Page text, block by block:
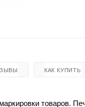
КАК КУПИТЬ
товаров.